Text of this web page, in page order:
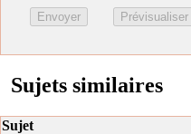
Sujets similaires
Sujet